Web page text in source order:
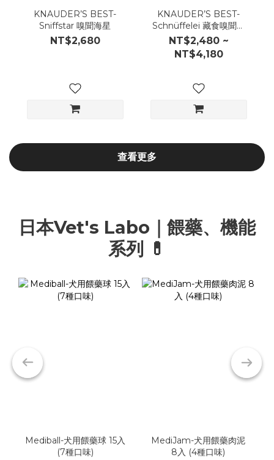
KNAUDER’S BEST-
Sniffstar 嗅聞海星
NT$2,680
KNAUDER’S BEST-
Schnüffelei 藏食嗅聞寶
貝蛋
NT$2,480 ~
NT$4,180
查看更多
日本Vet's Labo｜餵藥、機能
系列 💊
Mediball-犬用餵藥球 15入
(7種口味)
MediJam-犬用餵藥肉泥
8入 (4種口味)